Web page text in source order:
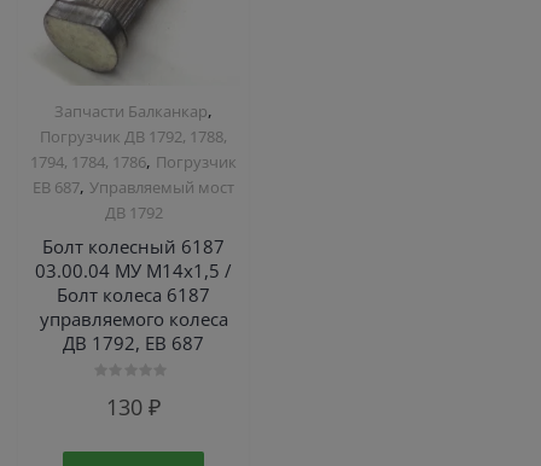
Запчасти Балканкар,
Погрузчик ДВ 1792, 1788,
1794, 1784, 1786, Погрузчик
ЕВ 687,Управляемый мост
ДВ 1792
Болт колесный 6187
03.00.04 МУ М14х1,5 /
Болт колеса 6187
управляемого колеса
ДВ 1792, ЕВ 687
130₽